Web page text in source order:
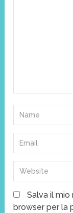
Salva il
browser per la